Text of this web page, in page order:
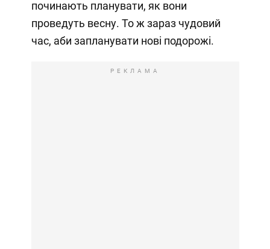
починають планувати, як вони
проведуть весну. То ж зараз чудовий
час, аби запланувати нові подорожі.
РЕКЛАМА